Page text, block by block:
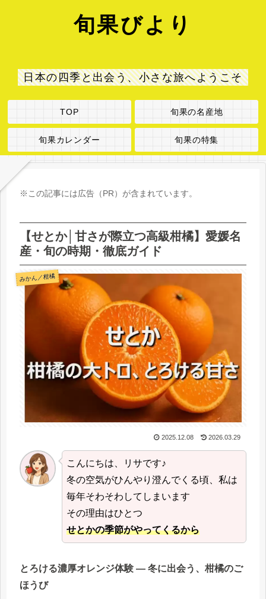
旬果びより
日本の四季と出会う、小さな旅へようこそ
TOP 旬果の名産地
旬果カレンダー 旬果の特集
※この記事には広告（PR）が含まれています。
【せとか│甘さが際立つ高級柑橘】愛媛名
産・旬の時期・徹底ガイド
みかん／柑橘
2025.12.08 2026.03.29
こんにちは、リサです♪
冬の空気がひんやり澄んでくる頃、私は
毎年そわそわしてしまいます
その理由はひとつ
せとかの季節がやってくるから
とろける濃厚オレンジ体験 ― 冬に出会う、柑橘のご
ほうび